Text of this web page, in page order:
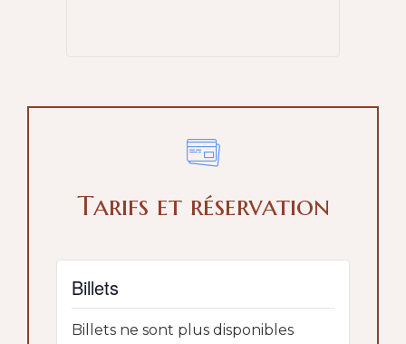
Tarifs et réservation
Billets
Billets ne sont plus disponibles